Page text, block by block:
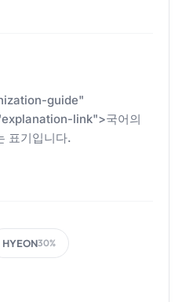
guide"
link">국어의
표기입니다.
HYEON30%